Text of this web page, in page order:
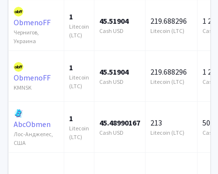
ObmenoFF
Чернигов,
Украина
1
Litecoin
(LTC)
45.51904
Cash USD
219.688296
Litecoin (LTC)
1
Cash
ObmenoFF
KMNSK
1
Litecoin
(LTC)
45.51904
Cash USD
219.688296
Litecoin (LTC)
1
Cash
AbcObmen
Лос-Анджелес,
США
1
Litecoin
(LTC)
45.48990167
Cash USD
213
Litecoin (LTC)
500
Cash